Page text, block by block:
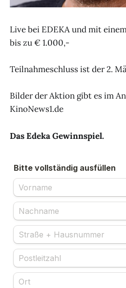
Live bei EDEKA und mit
bis zu € 1.000,-
Teilnahmeschluss ist der 2.
Bilder der Aktion gibt es im
KinoNews1.de
Das Edeka Gewinnspiel.